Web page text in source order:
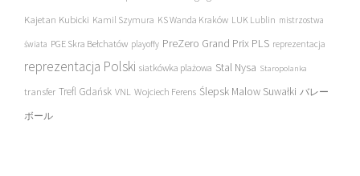
Kajetan Kubicki Kamil Szymura KS Wanda Kraków LUK Lublin mistrzostwa
świata PGE Skra Bełchatów playoffy PreZero Grand Prix PLS reprezentacja
reprezentacja Polski siatkówka plażowa Stal Nysa Staropolanka
transfer Trefl Gdańsk VNL Wojciech Ferens Ślepsk Malow Suwałki バレー
ボール